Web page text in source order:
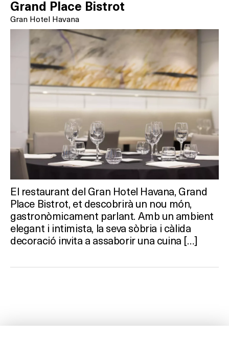
Grand Place Bistrot
Gran Hotel Havana
El restaurant del Gran Hotel Havana, Grand
Place Bistrot, et descobrirà un nou món,
gastronòmicament parlant. Amb un ambient
elegant i intimista, la seva sòbria i càlida
decoració invita a assaborir una cuina […]